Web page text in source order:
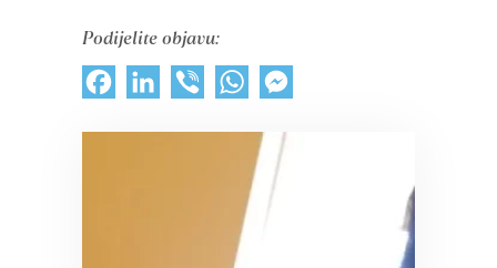
Podijelite objavu:
FacebookLinkedInViber WhatsApp